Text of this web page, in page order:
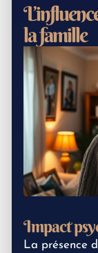
la famille
Impact
La présence